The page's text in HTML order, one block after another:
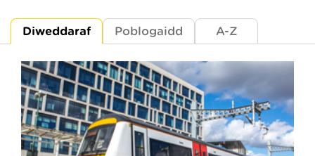
Diweddaraf Poblogaidd A-Z